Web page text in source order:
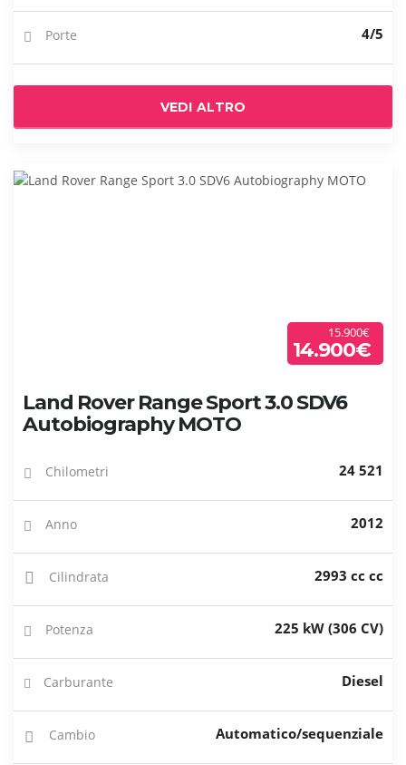
Porte 4/5
VEDI ALTRO
15.900€
14.900€
Land Rover Range Sport 3.0 SDV6
Autobiography MOTO
Chilometri 24 521
Anno 2012
Cilindrata 2993 cc cc
Potenza 225 kW (306 CV)
Carburante Diesel
Cambio Automatico/sequenziale